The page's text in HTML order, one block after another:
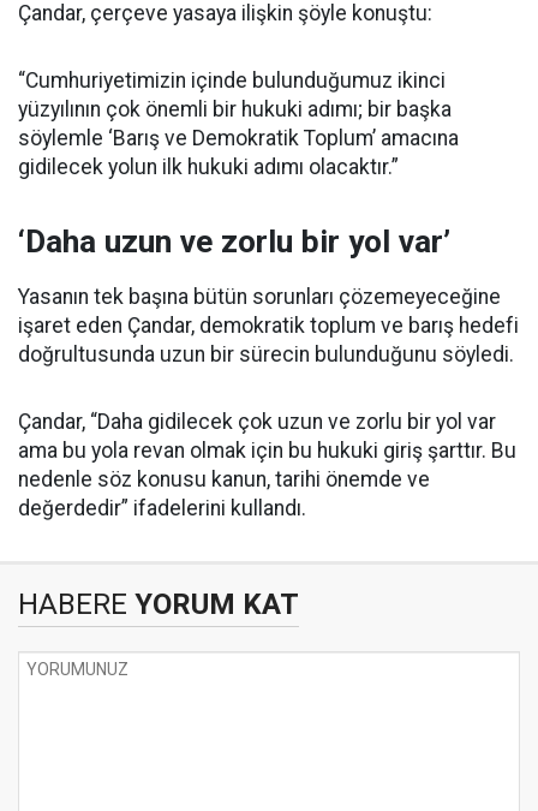
Çandar, çerçeve yasaya ilişkin şöyle konuştu:
“Cumhuriyetimizin içinde bulunduğumuz ikinci
yüzyılının çok önemli bir hukuki adımı; bir başka
söylemle ‘Barış ve Demokratik Toplum’ amacına
gidilecek yolun ilk hukuki adımı olacaktır.”
‘Daha uzun ve zorlu bir yol var’
Yasanın tek başına bütün sorunları çözemeyeceğine
işaret eden Çandar, demokratik toplum ve barış hedefi
doğrultusunda uzun bir sürecin bulunduğunu söyledi.
Çandar, “Daha gidilecek çok uzun ve zorlu bir yol var
ama bu yola revan olmak için bu hukuki giriş şarttır. Bu
nedenle söz konusu kanun, tarihi önemde ve
değerdedir” ifadelerini kullandı.
HABERE YORUM KAT